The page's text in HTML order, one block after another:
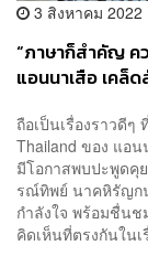
3 สิงหาคม 2022
“ภาษาก็สำคัญ ค
แอนนาเสือ เคล็
ถือเป็นเรื่องราวดีๆ
Thailand ของ แอน
มีโอกาสพบปะพูดคุ
รณ์ทิพย์ นาคหิรัญกน
กำลังใจ พร้อมชื่น
คิดเห็นที่ตรงกันในเ